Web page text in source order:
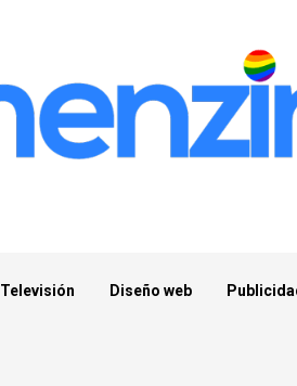
Televisión Diseño web